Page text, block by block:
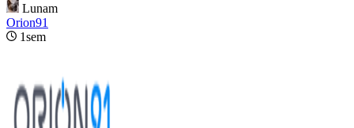
Lunam
Orion91
1sem